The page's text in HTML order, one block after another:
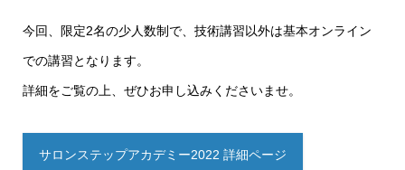
今回、限定2名の少人数制で、技術講習以外は基本オンライン
での講習となります。
詳細をご覧の上、ぜひお申し込みくださいませ。
サロンステップアカデミー2022 詳細ページ